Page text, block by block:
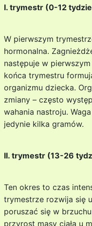
I. trymestr (0-12
W pierwszym
hormonalna.
następuje w
końca trymestru
organizmu dziecka.
zmiany – często
wahania nastroju.
jedynie kilka gramów.
II. trymestr (13-26
Ten okres to czas
trymestrze rozwija się
poruszać się w
przyrost masy ciała u